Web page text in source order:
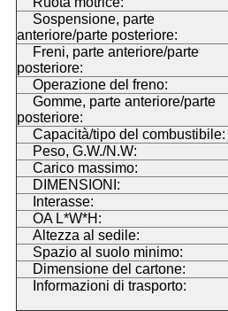
Sospensione, parte
anteriore/parte posteriore:
Freni, parte anteriore/parte
posteriore:
Operazione del freno:
Gomme, parte anteriore/parte
posteriore:
Capacità/tipo del combustibile:
Peso, G.W./N.W:
Carico massimo:
DIMENSIONI:
Interasse:
OA L*W*H:
Altezza al sedile:
Spazio al suolo minimo:
Dimensione del cartone:
Informazioni di trasporto: